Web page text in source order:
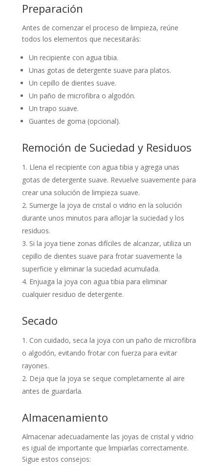
Preparación
Antes de comenzar el proceso de limpieza, reúne
todos los elementos que necesitarás:
Un recipiente con agua tibia.
Unas gotas de detergente suave para platos.
Un cepillo de dientes suave.
Un paño de microfibra o algodón.
Un trapo suave.
Guantes de goma (opcional).
Remoción de Suciedad y Residuos
Llena el recipiente con agua tibia y agrega unas
gotas de detergente suave. Revuelve suavemente para
crear una solución de limpieza suave.
Sumerge la joya de cristal o vidrio en la solución
durante unos minutos para aflojar la suciedad y los
residuos.
Si la joya tiene zonas difíciles de alcanzar, utiliza un
cepillo de dientes suave para frotar suavemente la
superficie y eliminar la suciedad acumulada.
Enjuaga la joya con agua tibia para eliminar
cualquier residuo de detergente.
Secado
Con cuidado, seca la joya con un paño de microfibra
o algodón, evitando frotar con fuerza para evitar
rayones.
Deja que la joya se seque completamente al aire
antes de guardarla.
Almacenamiento
Almacenar adecuadamente las joyas de cristal y vidrio
es igual de importante que limpiarlas correctamente.
Sigue estos consejos: